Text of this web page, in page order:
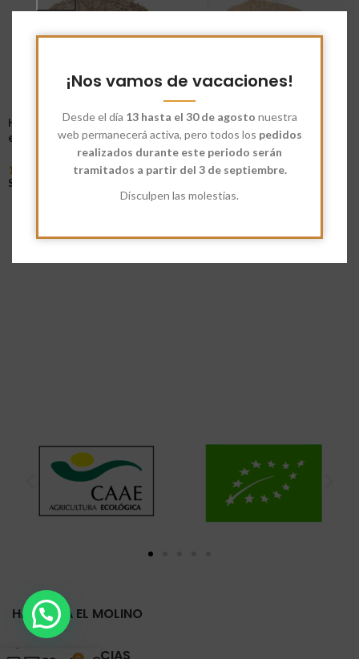
¡Nos vamos de vacaciones!
Desde el día 13 hasta el 30 de agosto nuestra
web permanecerá activa, pero todos los pedidos
realizados durante este periodo serán
tramitados a partir del 3 de septiembre.
Disculpen las molestias.
Harina de centeno troceado
ecológico
1,90 €
Seleccionar Opciones
Harina amaranto ecológica
5,30€ -10,60€
Seleccionar Opciones
HARINERA EL MOLINO